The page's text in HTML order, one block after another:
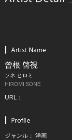
曾根 啓視
ソネ ヒロミ
HIROMI SONE
URL：
ジャンル： 洋画